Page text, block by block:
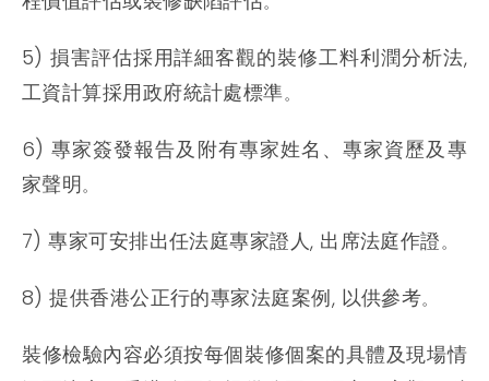
5) 損害評估採用詳細客觀的裝修工料利潤分析法,
工資計算採用政府統計處標準。
6) 專家簽發報告及附有專家姓名 、專家資歷及專
家聲明。
7) 專家可安排出任法庭專家證人, 出席法庭作證。
8) 提供香港公正行的專家法庭案例, 以供參考。
裝修檢驗內容必須按每個裝修個案的具體及現場情